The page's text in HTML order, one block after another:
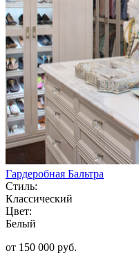
Гардеробная Бальтра
Стиль:
Классический
Цвет:
Белый
от 150 000 руб.